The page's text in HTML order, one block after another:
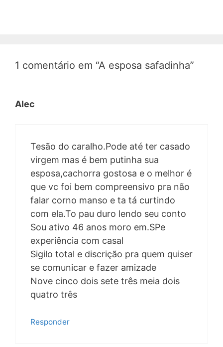
1 comentário em “A esposa safadinha”
Alec
Tesão do caralho.Pode até ter casado
virgem mas é bem putinha sua
esposa,cachorra gostosa e o melhor é
que vc foi bem compreensivo pra não
falar corno manso e ta tá curtindo
com ela.To pau duro lendo seu conto
Sou ativo 46 anos moro em.SPe
experiência com casal
Sigilo total e discrição pra quem quiser
se comunicar e fazer amizade
Nove cinco dois sete três meia dois
quatro três
Responder